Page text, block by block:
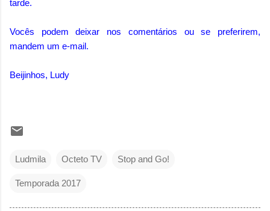
tarde.
Vocês podem deixar nos comentários ou se preferirem,
mandem um e-mail.
Beijinhos, Ludy
Ludmila Octeto TV Stop and Go!
Temporada 2017